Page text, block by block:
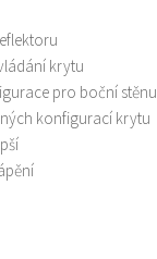
krytu
pro boční stěnu
konfigurací krytu